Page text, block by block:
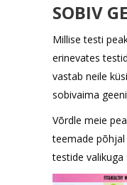
SOBIV
Millise testi
erinevates
vastab neile
sobivaima
Võrdle meie
teemade põhjal
testide valikuga